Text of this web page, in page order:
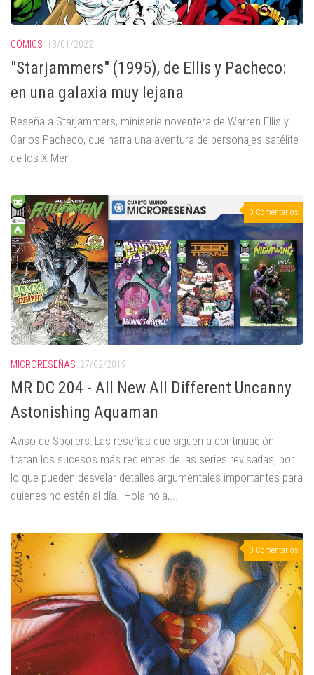
CÓMICS 13/01/2022
"Starjammers" (1995), de Ellis y Pacheco:
en una galaxia muy lejana
Reseña a Starjammers, miniserie noventera de Warren Ellis y
Carlos Pacheco, que narra una aventura de personajes satélite
de los X-Men.
0 Comentarios
MICRORESEÑAS 27/02/2019
MR DC 204 - All New All Different Uncanny
Astonishing Aquaman
Aviso de Spoilers: Las reseñas que siguen a continuación
tratan los sucesos más recientes de las series revisadas, por
lo que pueden desvelar detalles argumentales importantes para
quienes no estén al día. ¡Hola hola,...
0 Comentarios